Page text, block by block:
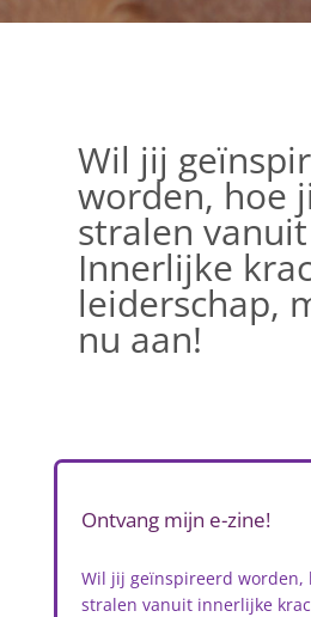
Wil jij
worden, hoe
stralen vanuit
Innerlijke
leiderschap,
nu aan!
Ontvang mijn e-zine!
Wil jij geïnspireerd worden,
stralen vanuit innerlijke